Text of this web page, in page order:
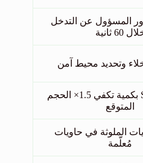
المسؤول عن التدخل
60 ثانية
وتحديد محيط آمن
توفر Sorbents بكمية تكفي 1.5× الحجم
المتوقع
الملوثة في حاويات
مُعلّمة